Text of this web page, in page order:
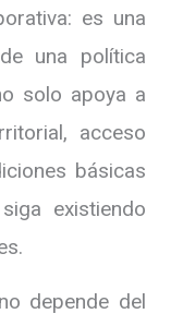
es una
una política
solo apoya a
acceso
básicas
existiendo
depende del